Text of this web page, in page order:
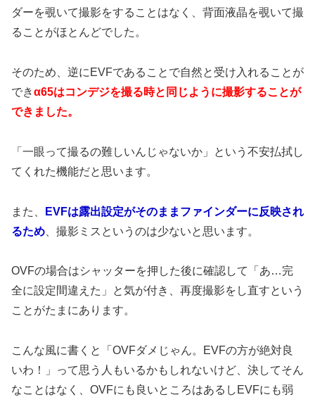
ダーを覗いて撮影をすることはなく、背面液晶を覗いて撮
ることがほとんどでした。
そのため、逆にEVFであることで自然と受け入れることが
できα65はコンデジを撮る時と同じように撮影することが
できました。
「一眼って撮るの難しいんじゃないか」という不安払拭し
てくれた機能だと思います。
また、
EVFは露出設定がそのままファインダーに反映され
るため 、撮影ミスというのは少ないと思います。
OVFの場合はシャッターを押した後に確認して「あ…完
全に設定間違えた」と気が付き、再度撮影をし直すという
ことがたまにあります。
こんな風に書くと「OVFダメじゃん。EVFの方が絶対良
いわ！」って思う人もいるかもしれないけど、決してそん
なことはなく、OVFにも良いところはあるしEVFにも弱